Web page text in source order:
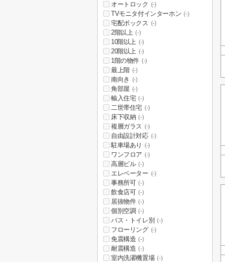
オートロック (-)
TVモニタ付インターホン (-)
宅配ボックス (-)
2階以上 (-)
10階以上 (-)
20階以上 (-)
1階の物件 (-)
最上階 (-)
南向き (-)
角部屋 (-)
輸入住宅 (-)
二世帯住宅 (-)
床下収納 (-)
複層ガラス (-)
自由設計対応 (-)
駐車場あり (-)
ワンフロア (-)
高層ビル (-)
エレベーター (-)
事務所可 (-)
飲食店可 (-)
居抜物件 (-)
個別空調 (-)
バス・トイレ別 (-)
フローリング (-)
免震構造 (-)
耐震構造 (-)
室内洗濯機置場 (-)